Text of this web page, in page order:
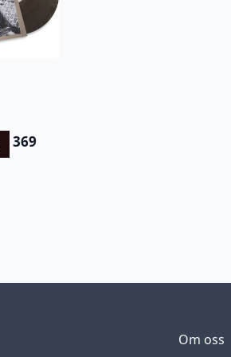
369
Om oss